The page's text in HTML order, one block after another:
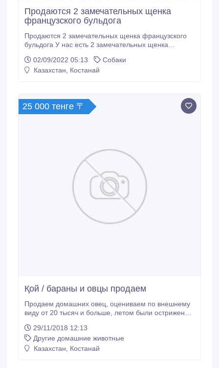
Продаются 2 замечательных щенка
французского бульдога
Продаются 2 замечательных щенка французского
бульдога У нас есть 2 замечательных щенка
девочка. Они зарегистрированы. Наша семья
обожает эту породу. Проблем со здоровьем нет, все
WhatsApp .
02/09/2022 05:13
Собаки
Казахстан, Костанай
25 000 тенге 〒
Қой / бараны и овцы продаем
Продаем домашних овец, оцениваем по внешнему
виду от 20 тысяч и больше, летом были острижены.
за Львовкой.
29/11/2018 12:13
Другие домашние животные
Казахстан, Костанай